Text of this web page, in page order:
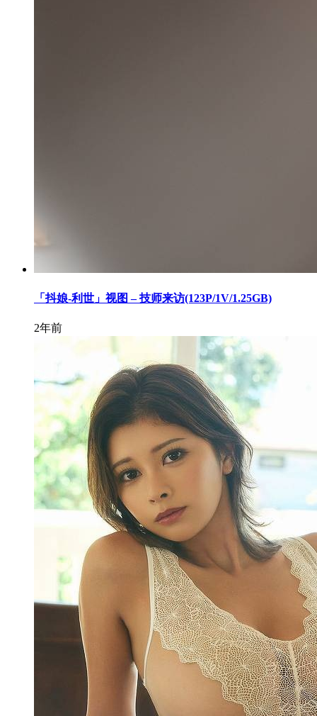
「抖娘-利世」视图 – 技师来访(123P/1V/1.25GB)
2年前